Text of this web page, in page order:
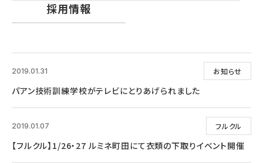
採用情報
お知らせ
2019.01.31
パアン技術訓練学校がテレビにとりあげられました
フルクル
2019.01.07
【フルクル】1/26・27 ルミネ町田にて衣類の下取りイベント開催